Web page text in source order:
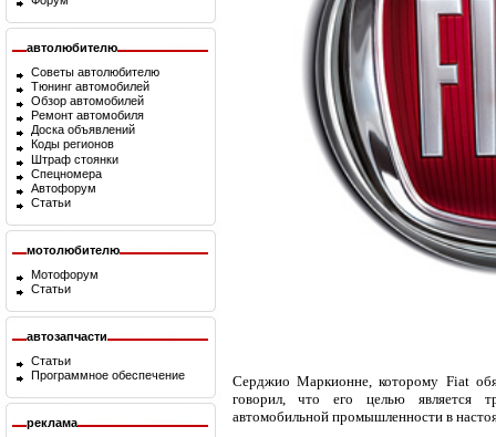
автолюбителю
Советы автолюбителю
Тюнинг автомобилей
Обзор автомобилей
Ремонт автомобиля
Доска объявлений
Коды регионов
Штраф стоянки
Спецномера
Автофорум
Статьи
мотолюбителю
Мотофорум
Статьи
автозапчасти
Статьи
Программное обеспечение
реклама
Серджио Маркионне, которому Fiat
говорил, что его целью является
автомобильной промышленности в